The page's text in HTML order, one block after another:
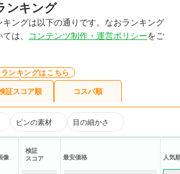
ンキング
ングは以下の通りです。なおランキング
は、
コンテンツ制作・運営ポリシーをご
ンキングはこちら
証スコア順 コスパ順
ピンの素材 目の細かさ
像
検証
スコア
最安価格 人気